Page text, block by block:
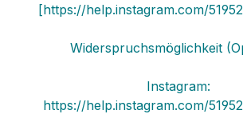
[https://help.instagram.com/
Widerspruchsmöglichkeit
Instagram:
https://help.instagram.com/